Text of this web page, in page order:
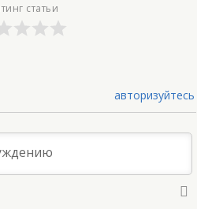
статьи
авторизуйтесь